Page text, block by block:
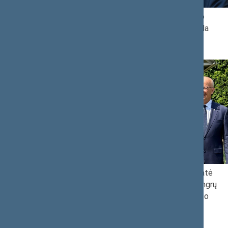
Seimo skaitykloje – Vytenio Povilo
Andriukaičio 75-mečiui skirta paroda
Seimo Pirmininko pavaduotoja Jūratė
Zailskienė dalyvavo istoriniame vengrų
sargybos kapitono Kasparo Horvato